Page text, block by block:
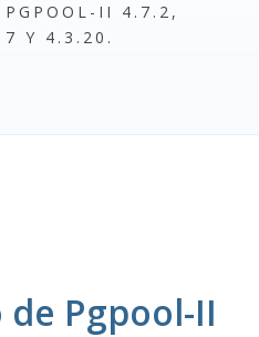
II 4.7.2,
Y 4.3.20.
Pgpool-II